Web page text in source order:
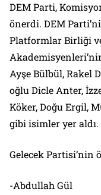
DEM Parti,
önerdi. DEM
Platformlar Birliği
Ayşe Bülbül, Rakel
oğlu Dicle Anter,
Köker, Doğu Ergil,
gibi isimler yer aldı.
Gelecek Partisi’nin
-Abdullah Gül